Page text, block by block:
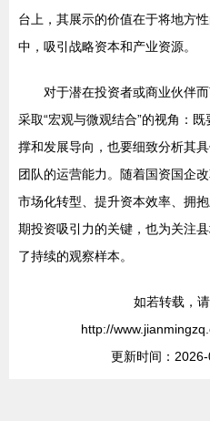
台上，其展示的价值在于将地方
中，吸引战略资本和产业资源。
对于潜在投资者或商业伙伴
采取“宏观与微观结合”的视角：
撑和发展导向，也要细致分析其
团队的运营能力。随着国资国企
市场化转型、提升资本效率、拥
期投资吸引力的关键，也为关注
了持续的观察样本。
如若转载，
http://
更新时间：